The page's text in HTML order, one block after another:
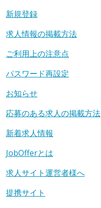
新規登録
求人情報の掲載方法
ご利用上の注意点
パスワード再設定
お知らせ
応募のある求人の掲載方法
新着求人情報
JobOfferとは
求人サイト運営者様へ
提携サイト